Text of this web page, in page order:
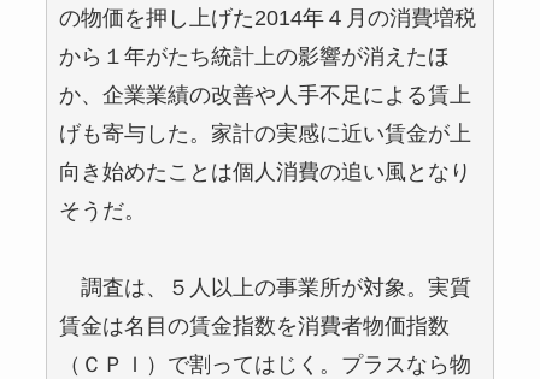
の物価を押し上げた2014年４月の消費増税
から１年がたち統計上の影響が消えたほ
か、企業業績の改善や人手不足による賃上
げも寄与した。家計の実感に近い賃金が上
向き始めたことは個人消費の追い風となり
そうだ。
調査は、５人以上の事業所が対象。実質
賃金は名目の賃金指数を消費者物価指数
（ＣＰＩ）で割ってはじく。プラスなら物